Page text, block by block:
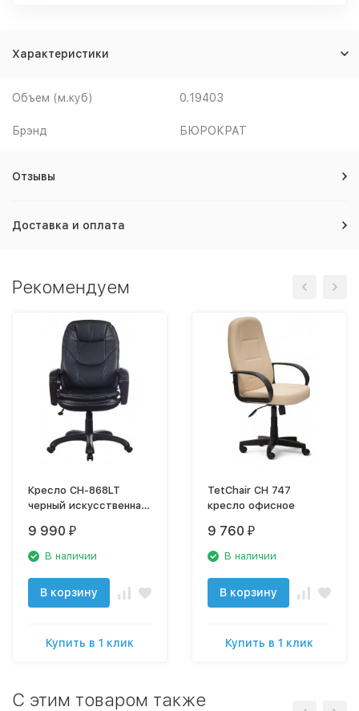
Характеристики
Объем (м.куб) 0.19403
Брэнд БЮРОКРАТ
Отзывы
Доставка и оплата
Рекомендуем
Кресло CH-868LT
черный искусственная
пластик
9 990 ₽
В наличии
В корзину
Купить в 1 клик
TetChair CH 747
кресло офисное
9 760 ₽
В наличии
В корзину
Купить в 1 клик
C этим товаром также